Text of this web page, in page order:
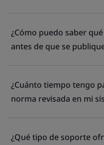
¿Cómo puedo saber
antes de que se
¿Cuánto tiempo tengo
norma revisada en mi
¿Qué tipo de soporte